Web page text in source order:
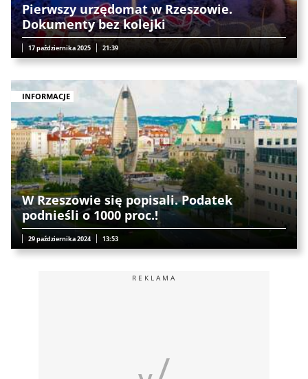
Pierwszy urzędomat w Rzeszowie.
Dokumenty bez kolejki
17 października 2025 21:39
INFORMACJE
W Rzeszowie się popisali. Podatek
podnieśli o 1000 proc.!
29 października 2024 13:53
REKLAMA